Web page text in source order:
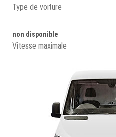
Type de voiture
non disponible
Vitesse maximale